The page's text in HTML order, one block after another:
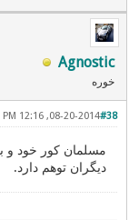
Agnostic
خوره
#38
08-20-2014, 12:16 PM
مسلمان کور خود و
دیگران توهم دارد.